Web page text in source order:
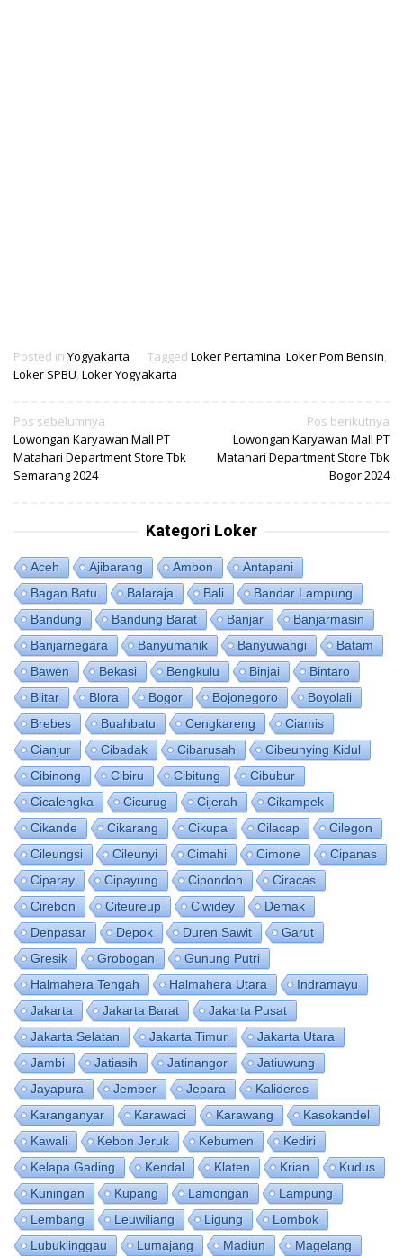
Posted in Yogyakarta Tagged Loker Pertamina, Loker Pom Bensin,
Loker SPBU, Loker Yogyakarta
Navigasi
pos
Pos sebelumnya
Lowongan Karyawan Mall PT
Matahari Department Store Tbk
Semarang 2024
Pos berikutnya
Lowongan Karyawan Mall PT
Matahari Department Store Tbk
Bogor 2024
Kategori Loker
Aceh Ajibarang Ambon
Antapani
Bagan Batu
Balaraja Bali
Bandar Lampung
Bandung
Bandung Barat Banjar
Banjarmasin
Banjarnegara
Banyumanik Banyuwangi
Batam
Bawen
Bekasi Bengkulu Binjai
Bintaro
Blitar
Blora Bogor Bojonegoro
Boyolali
Brebes
Buahbatu Cengkareng
Ciamis
Cianjur
Cibadak Cibarusah
Cibeunying Kidul
Cibinong
Cibiru Cibitung
Cibubur
Cicalengka
Cicurug Cijerah
Cikampek
Cikande
Cikarang Cikupa Cilacap
Cilegon
Cileungsi
Cileunyi Cimahi Cimone
Cipanas
Ciparay
Cipayung Cipondoh
Ciracas
Cirebon
Citeureup Ciwidey
Demak
Denpasar
Depok Duren Sawit
Garut
Gresik
Grobogan
Gunung Putri
Halmahera Tengah
Halmahera Utara
Indramayu
Jakarta
Jakarta Barat
Jakarta Pusat
Jakarta Selatan
Jakarta Timur
Jakarta Utara
Jambi
Jatiasih Jatinangor
Jatiuwung
Jayapura
Jember Jepara
Kalideres
Karanganyar
Karawaci Karawang
Kasokandel
Kawali
Kebon Jeruk Kebumen
Kediri
Kelapa Gading
Kendal Klaten Krian
Kudus
Kuningan
Kupang Lamongan
Lampung
Lembang
Leuwiliang Ligung
Lombok
Lubuklinggau
Lumajang Madiun
Magelang